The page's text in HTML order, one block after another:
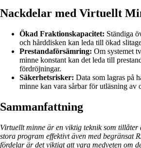
Nackdelar med Virtuellt
Ökad Fraktionskapacitet: Ständiga
och hårddisken kan leda till ökad
Prestandaförsämring: Om systemet
minne konstant kan det leda till
fördröjningar.
Säkerhetsrisker: Data som lagras på
minne kan vara sårbar för utläsning av
Sammanfattning
Virtuellt minne är en viktig teknik som tillåter
stora program effektivt även med begränsat
fördelar är det viktigt att vara medveten om